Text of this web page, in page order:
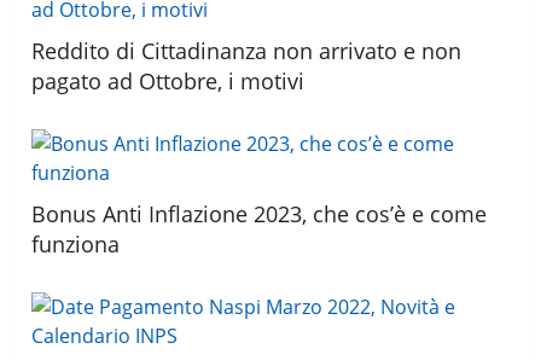
Reddito di Cittadinanza non arrivato e non
pagato ad Ottobre, i motivi
Bonus Anti Inflazione 2023, che cos’è e come
funziona